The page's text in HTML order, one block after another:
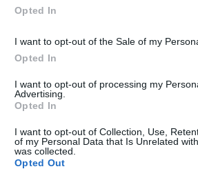
Opted In
I want to opt-out of the Sale of my
Opted In
I want to opt-out of processing my
Advertising.
Opted In
I want to opt-out of Collection, Use,
of my Personal Data that Is Unrelated
was collected.
Opted Out